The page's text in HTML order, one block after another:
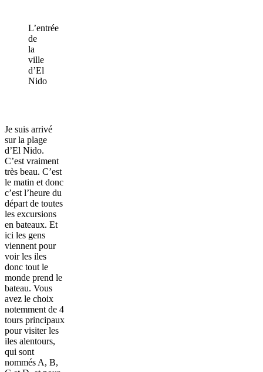
L’entrée
de
la
ville
d’El
Nido
Je suis arrivé
sur la plage
d’El Nido.
C’est vraiment
très beau. C’est
le matin et donc
c’est l’heure du
départ de toutes
les excursions
en bateaux. Et
ici les gens
viennent pour
voir les iles
donc tout le
monde prend le
bateau. Vous
avez le choix
notemment de 4
tours principaux
pour visiter les
iles alentours,
qui sont
nommés A, B,